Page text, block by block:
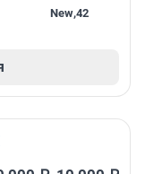
New,42